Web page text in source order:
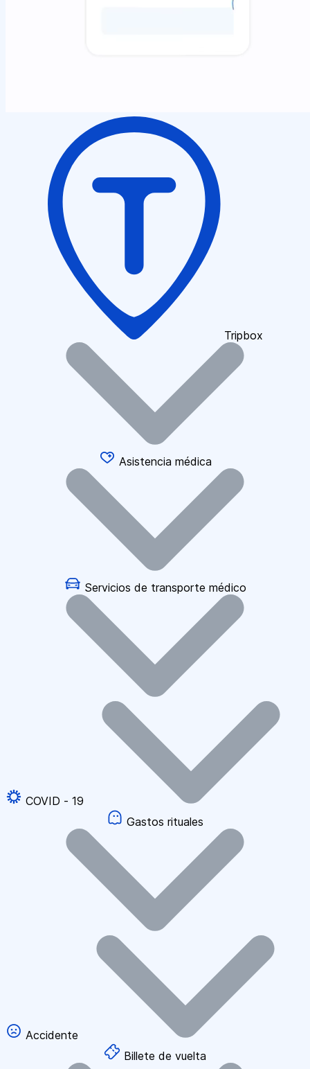
Tripbox
Asistencia médica
Servicios de transporte médico
COVID - 19
Gastos rituales
Accidente
Billete de vuelta